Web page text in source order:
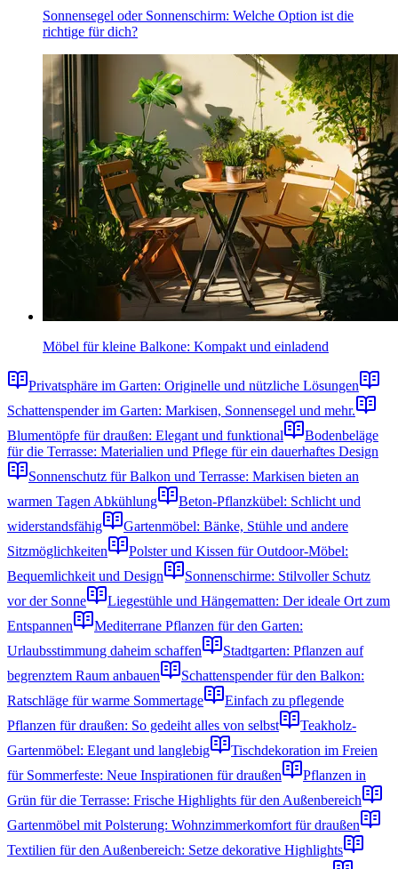
Sonnensegel oder Sonnenschirm: Welche Option ist die
richtige für dich?
Möbel für kleine Balkone: Kompakt und einladend
Privatsphäre im Garten: Originelle und nützliche Lösungen
Schattenspender im Garten: Markisen, Sonnensegel und mehr.
Blumentöpfe für draußen: Elegant und funktional
Bodenbeläge
für die Terrasse: Materialien und Pflege für ein dauerhaftes Design
Sonnenschutz für Balkon und Terrasse: Markisen bieten an
warmen Tagen Abkühlung
Beton-Pflanzkübel: Schlicht und
widerstandsfähig
Gartenmöbel: Bänke, Stühle und andere
Sitzmöglichkeiten
Polster und Kissen für Outdoor-Möbel:
Bequemlichkeit und Design
Sonnenschirme: Stilvoller Schutz
vor der Sonne
Liegestühle und Hängematten: Der ideale Ort zum
Entspannen
Mediterrane Pflanzen für den Garten:
Urlaubsstimmung daheim schaffen
Stadtgarten: Pflanzen auf
begrenztem Raum anbauen
Schattenspender für den Balkon:
Ratschläge für warme Sommertage
Einfach zu pflegende
Pflanzen für draußen: So gedeiht alles von selbst
Teakholz-
Gartenmöbel: Elegant und langlebig
Tischdekoration im Freien
für Sommerfeste: Neue Inspirationen für draußen
Pflanzen in
Grün für die Terrasse: Frische Highlights für den Außenbereich
Gartenmöbel mit Polsterung: Wohnzimmerkomfort für draußen
Textilien für den Außenbereich: Setze dekorative Highlights